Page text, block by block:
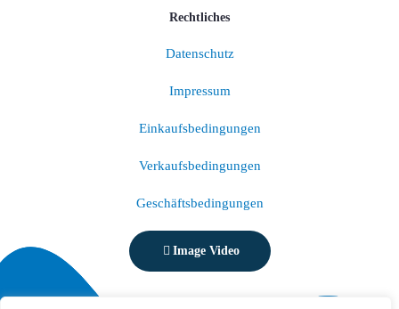
Rechtliches
Datenschutz
Impressum
Einkaufsbedingungen
Verkaufsbedingungen
Geschäftsbedingungen
Image Video